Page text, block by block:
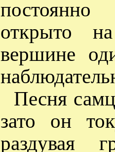
открыто
вершине
Песня
зато он
раздувая